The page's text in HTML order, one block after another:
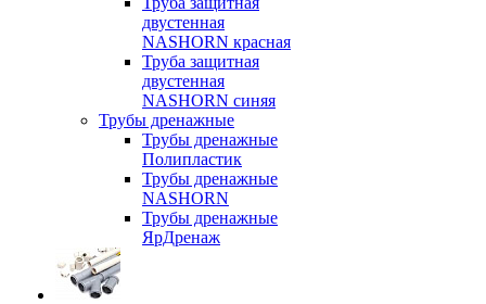
двустенная
NASHORN красная
Труба защитная
двустенная
NASHORN синяя
Трубы дренажные
Трубы дренажные
Полипластик
Трубы дренажные
NASHORN
Трубы дренажные
ЯрДренаж